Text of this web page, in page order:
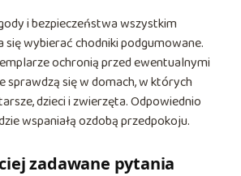
i bezpieczeństwa wszystkim
się wybierać chodniki podgumowane.
ochronią przed ewentualnymi
sprawdzą się w domach, w których
dzieci i zwierzęta. Odpowiednio
wspaniałą ozdobą przedpokoju.
zadawane pytania